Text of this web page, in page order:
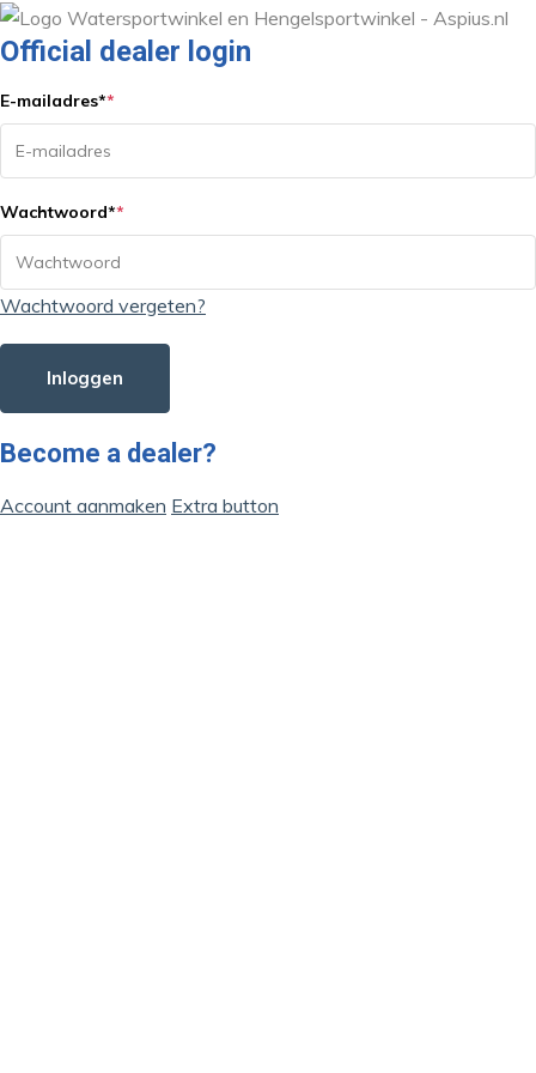
Official dealer login
E-mailadres**
Wachtwoord**
Wachtwoord vergeten?
Inloggen
Become a dealer?
Account aanmaken Extra button